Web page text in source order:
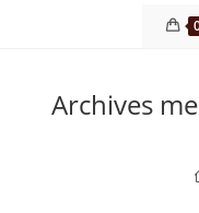
Archives